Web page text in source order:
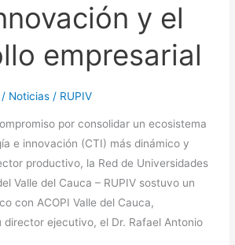
y el
empresarial
/ Noticias / RUPIV
por consolidar un ecosistema
e innovación (CTI) más dinámico y
productivo, la Red de Universidades
Valle del Cauca – RUPIV sostuvo un
con ACOPI Valle del Cauca,
director ejecutivo, el Dr. Rafael Antonio